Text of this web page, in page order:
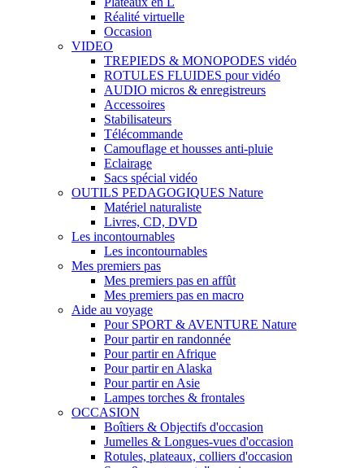
Réalité virtuelle
Occasion
VIDEO
TREPIEDS & MONOPODES vidéo
ROTULES FLUIDES pour vidéo
AUDIO micros & enregistreurs
Accessoires
Stabilisateurs
Télécommande
Camouflage et housses anti-pluie
Eclairage
Sacs spécial vidéo
OUTILS PEDAGOGIQUES Nature
Matériel naturaliste
Livres, CD, DVD
Les incontournables
Les incontournables
Mes premiers pas
Mes premiers pas en affût
Mes premiers pas en macro
Aide au voyage
Pour SPORT & AVENTURE Nature
Pour partir en randonnée
Pour partir en Afrique
Pour partir en Alaska
Pour partir en Asie
Lampes torches & frontales
OCCASION
Boîtiers & Objectifs d'occasion
Jumelles & Longues-vues d'occasion
Rotules, plateaux, colliers d'occasion